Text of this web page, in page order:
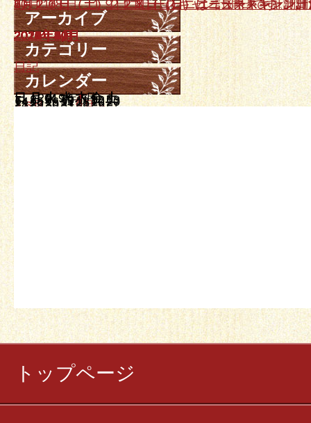
10月１８日、１９日ニュースキャン計測日です。
9月２０日（土）、２１日（日）はニュースキャン
7月２６日（土）、２７日（日）ニュースキャン計
6月２１日（土）２２日（日）ニュースキャン計測日
5月１７日（土）、１８日（日）はニュースキャン
アーカイブ
2025年10月
2025年9月
2025年7月
2025年6月
2025年5月
2025年4月
2025年3月
2025年2月
2024年12月
2024年11月
2024年10月
2024年9月
2024年7月
2024年5月
2024年3月
2024年1月
2023年12月
2023年11月
2023年10月
2023年8月
2023年7月
2023年6月
2023年4月
2023年3月
2023年2月
2023年1月
2022年12月
2022年11月
2022年9月
2022年8月
2022年7月
2022年6月
2022年5月
2022年4月
2022年3月
2022年2月
2021年12月
2021年11月
2021年10月
2021年8月
2021年7月
2021年6月
2021年5月
2021年4月
2021年3月
2021年1月
2020年12月
2020年10月
2020年6月
2020年5月
2020年3月
2019年12月
2019年10月
2019年9月
2019年7月
2019年6月
2019年4月
2019年3月
2019年2月
2019年1月
2018年11月
2018年10月
2018年9月
2018年8月
2018年5月
2018年4月
2018年3月
2018年2月
2018年1月
2017年12月
2017年11月
2017年10月
2017年9月
2017年8月
2017年7月
2017年6月
2017年5月
2017年4月
2017年3月
2017年2月
2017年1月
2016年12月
2016年11月
2016年10月
2016年9月
2016年8月
2016年7月
2016年6月
2016年5月
2016年4月
2016年3月
2016年2月
2016年1月
2015年12月
2015年11月
2015年10月
2015年9月
2015年8月
2015年7月
2015年6月
2015年5月
2015年4月
2015年3月
2015年2月
2015年1月
2014年12月
2014年11月
2014年10月
2014年9月
2014年8月
2014年7月
2014年6月
2014年5月
2014年4月
2014年3月
カテゴリー
日記
カレンダー
2019年7月
日 月 火 水 木 金 土
« 6月 9月 »
1 2 3 4 5 6
7 8 9 10111213
14151617181920
21222324252627
28293031
トップページ